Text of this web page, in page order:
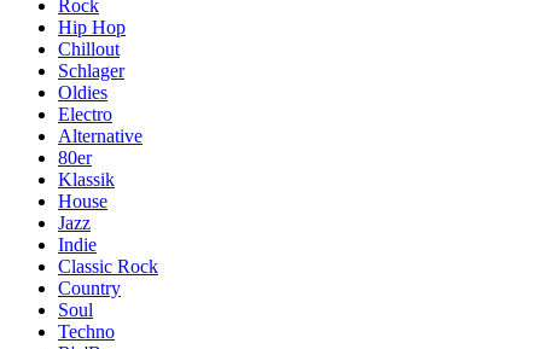
Rock
Hip Hop
Chillout
Schlager
Oldies
Electro
Alternative
80er
Klassik
House
Jazz
Indie
Classic Rock
Country
Soul
Techno